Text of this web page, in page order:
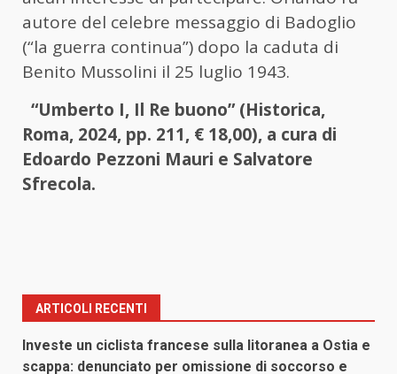
autore del celebre messaggio di Badoglio
(“la guerra continua”) dopo la caduta di
Benito Mussolini il 25 luglio 1943.
“Umberto I, Il Re buono” (Historica,
Roma, 2024, pp. 211, € 18,00), a cura di
Edoardo Pezzoni Mauri e Salvatore
Sfrecola.
ARTICOLI RECENTI
Investe un ciclista francese sulla litoranea a Ostia e
scappa: denunciato per omissione di soccorso e